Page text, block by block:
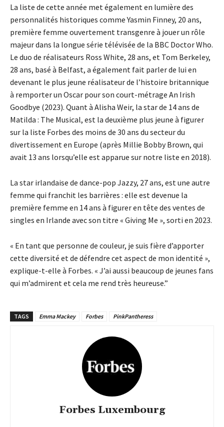
La liste de cette année met également en lumière des
personnalités historiques comme Yasmin Finney, 20 ans,
première femme ouvertement transgenre à jouer un rôle
majeur dans la longue série télévisée de la BBC Doctor Who.
Le duo de réalisateurs Ross White, 28 ans, et Tom Berkeley,
28 ans, basé à Belfast, a également fait parler de lui en
devenant le plus jeune réalisateur de l’histoire britannique
à remporter un Oscar pour son court-métrage An Irish
Goodbye (2023). Quant à Alisha Weir, la star de 14 ans de
Matilda : The Musical, est la deuxième plus jeune à figurer
sur la liste Forbes des moins de 30 ans du secteur du
divertissement en Europe (après Millie Bobby Brown, qui
avait 13 ans lorsqu’elle est apparue sur notre liste en 2018).
La star irlandaise de dance-pop Jazzy, 27 ans, est une autre
femme qui franchit les barrières : elle est devenue la
première femme en 14 ans à figurer en tête des ventes de
singles en Irlande avec son titre « Giving Me », sorti en 2023.
« En tant que personne de couleur, je suis fière d’apporter
cette diversité et de défendre cet aspect de mon identité »,
explique-t-elle à Forbes. « J’ai aussi beaucoup de jeunes fans
qui m’admirent et cela me rend très heureuse.”
TAGS Emma Mackey Forbes PinkPantheress
Forbes Luxembourg